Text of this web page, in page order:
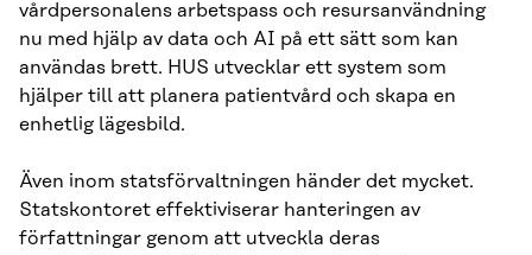
vårdpersonalens arbetspass och resursanvändning
nu med hjälp av data och AI på ett sätt som kan
användas brett. HUS utvecklar ett system som
hjälper till att planera patientvård och skapa en
enhetlig lägesbild.
Även inom statsförvaltningen händer det mycket.
Statskontoret effektiviserar hanteringen av
författningar genom att utveckla deras